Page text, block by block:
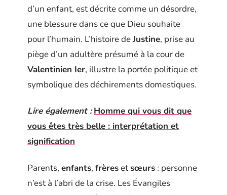
d’un enfant, est décrite comme un désordre,
une blessure dans ce que Dieu souhaite
pour l’humain. L’histoire deJustine, prise au
piège d’un adultère présumé à la cour de
Valentinien Ier, illustre la portée politique et
symbolique des déchirements domestiques.
Lire également : Homme qui vous dit que
vous êtes très belle : interprétation et
signification
Parents, enfants, frèresetsœurs : personne
n’est à l’abri de la crise. Les Évangiles